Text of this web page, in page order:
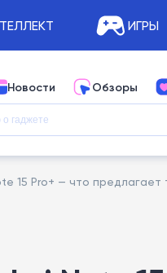
ИГРЫ
Новости Обзоры
15 Pro+ — что предлагает